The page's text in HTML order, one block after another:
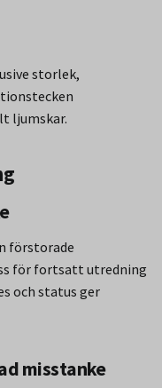
storlek,
ljumskar.
förstorade
för fortsatt utredning
och status ger
misstanke